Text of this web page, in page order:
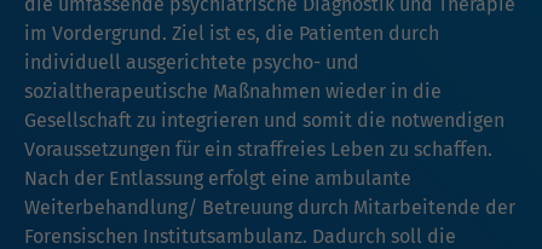
im Vordergrund. Ziel ist es, die Patienten durch
individuell ausgerichtete psycho- und
sozialtherapeutische Maßnahmen wieder in die
Gesellschaft zu integrieren und somit die notwendigen
Voraussetzungen für ein straffreies Leben zu schaffen.
Nach der Entlassung erfolgt eine ambulante
Weiterbehandlung/ Betreuung durch Mitarbeitende der
Forensischen Institutsambulanz. Dadurch soll die